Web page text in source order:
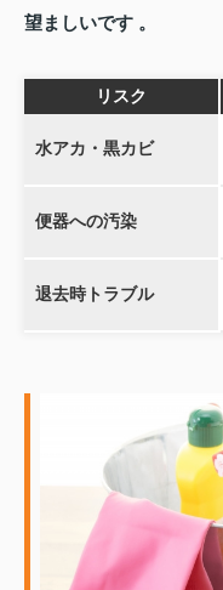
望ましいです 。
リスク
水アカ・黒カビ
便器への汚染
退去時トラブル